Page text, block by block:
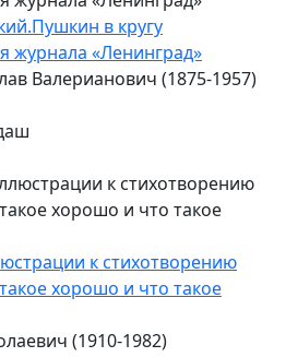
в кругу
журнала «Ленинград»
Валерианович (1875-1957)
к стихотворению
хорошо и что такое
(1910-1982)